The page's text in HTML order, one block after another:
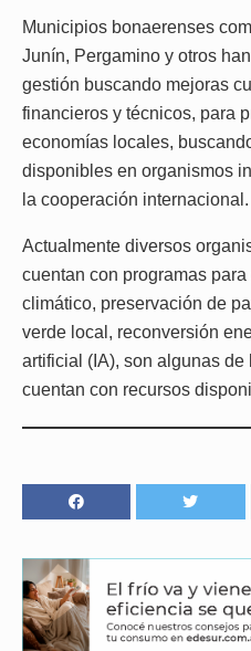
Municipios bonaerenses
Junín, Pergamino y otros
gestión buscando mejoras
financieros y técnicos, para
economías locales,
disponibles en organismos
la cooperación internacional.
Actualmente diversos
cuentan con programas
climático, preservación de
verde local, reconversión
artificial (IA), son algunas
cuentan con recursos